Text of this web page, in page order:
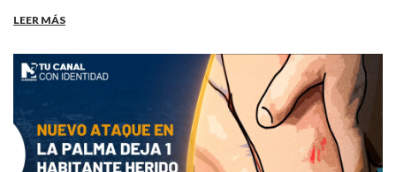
LEER MÁS